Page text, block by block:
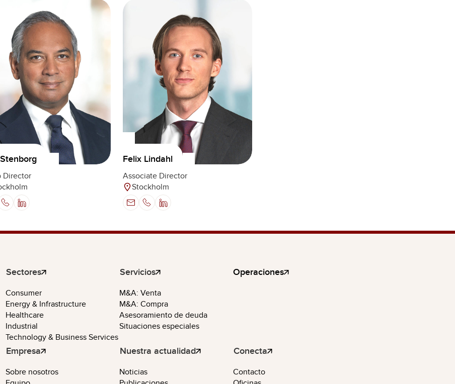
Director
Felix Lindahl
Associate Director
Stockholm
Sectores
Consumer
Energy & Infrastructure
Healthcare
Industrial
Technology & Business Services
Servicios
M&A: Venta
M&A: Compra
Asesoramiento de deuda
Situaciones especiales
Operaciones
Empresa
Sobre nosotros
Nuestra actualidad
Noticias
Conecta
Contacto